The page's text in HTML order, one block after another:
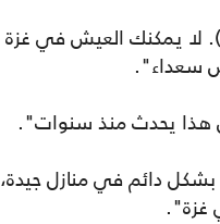
لا يمكنك العيش في غزة
سعداء".
هذا يحدث منذ سنوات".
بشكل دائم في منازل جيدة،
غزة".